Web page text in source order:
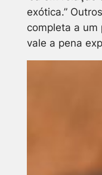
exótica.”
completa a
vale a pena